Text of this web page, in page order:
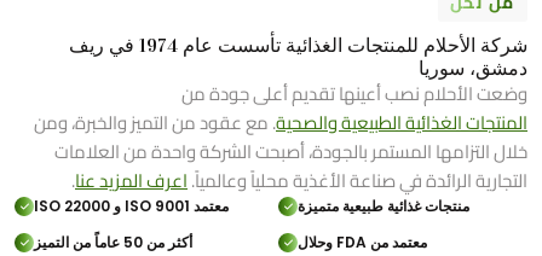
شركة الأحلام للمنتجات الغذائية تأسست عام 1974 في ريف
دمشق، سوريا
وضعت الأحلام نصب أعينها تقديم أعلى جودة من
المنتجات الغذائية الطبيعية والصحية. مع عقود من التميز والخبرة، ومن
خلال التزامها المستمر بالجودة، أصبحت الشركة واحدة من العلامات
التجارية الرائدة في صناعة الأغذية محلياً وعالمياً.اعرف المزيد عنا.
منتجات غذائية طبيعية متميزة
معتمد ISO 9001 و ISO 22000
معتمد من FDA وحلال
أكثر من 50 عاماً من التميز